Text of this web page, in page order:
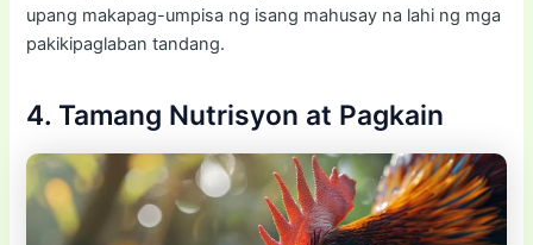
upang makapag-umpisa ng isang mahusay na lahi ng mga
pakikipaglaban tandang.
4. Tamang Nutrisyon at Pagkain